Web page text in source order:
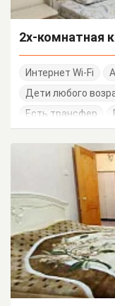
2х-комнатная
Интернет Wi-Fi
Дети любого
Есть трансфер